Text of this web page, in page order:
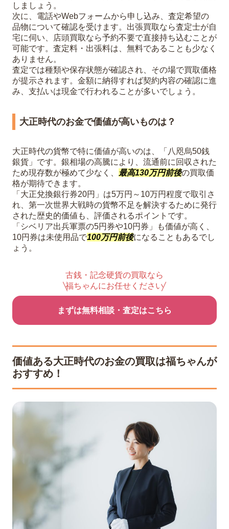
しましょう。
次に、電話やWebフォームから申し込み、査定希望の
品物について確認を受けます。出張買取なら査定士が自
宅に伺い、店頭買取なら予約不要で直接持ち込むことが
可能です。査定料・出張料は、無料であることも少なく
ありません。
査定では種類や保存状態が確認され、その場で買取価格
が提示されます。金額に納得すれば契約内容の確認に進
み、支払いは現金で行われることが多いでしょう。
大正時代のお金で価値が高いものは？
大正時代の貨幣で特に価値が高いのは、「八咫烏50銭
銀貨」です。銀相場の高騰により、流通前に回収された
ため現存数が極めて少なく、 最高130万円前後の買取価
格が期待できます。
「大正兌換銀行券20円」は5万円～10万円程度で取引さ
れ、第一次世界大戦時の貨幣不足を解決するために発行
された歴史的価値も、評価されるポイントです。
「シベリア出兵軍票の5円券や10円券」も価値が高く、
10円券は未使用品で100万円前後になることもあるでし
ょう。
古銭・記念硬貨の買取なら
福ちゃんにお任せください
まずは無料相談・査定はこちら
価値ある大正時代のお金の買取は福ちゃんが
おすすめ！